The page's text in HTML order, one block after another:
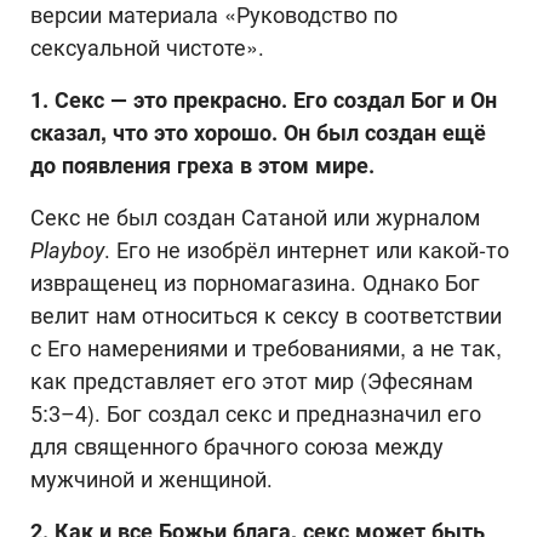
версии материала «Руководство по
сексуальной чистоте».
1. Секс — это прекрасно. Его создал Бог и Он
сказал, что это хорошо. Он был создан ещё
до появления греха в этом мире.
Секс не был создан Сатаной или журналом
Playboy. Его не изобрёл интернет или какой-то
извращенец из порномагазина. Однако Бог
велит нам относиться к сексу в соответствии
с Его намерениями и требованиями, а не так,
как представляет его этот мир (Эфесянам
5:3–4). Бог создал секс и предназначил его
для священного брачного союза между
мужчиной и женщиной.
2. Как и все Божьи блага, секс может быть